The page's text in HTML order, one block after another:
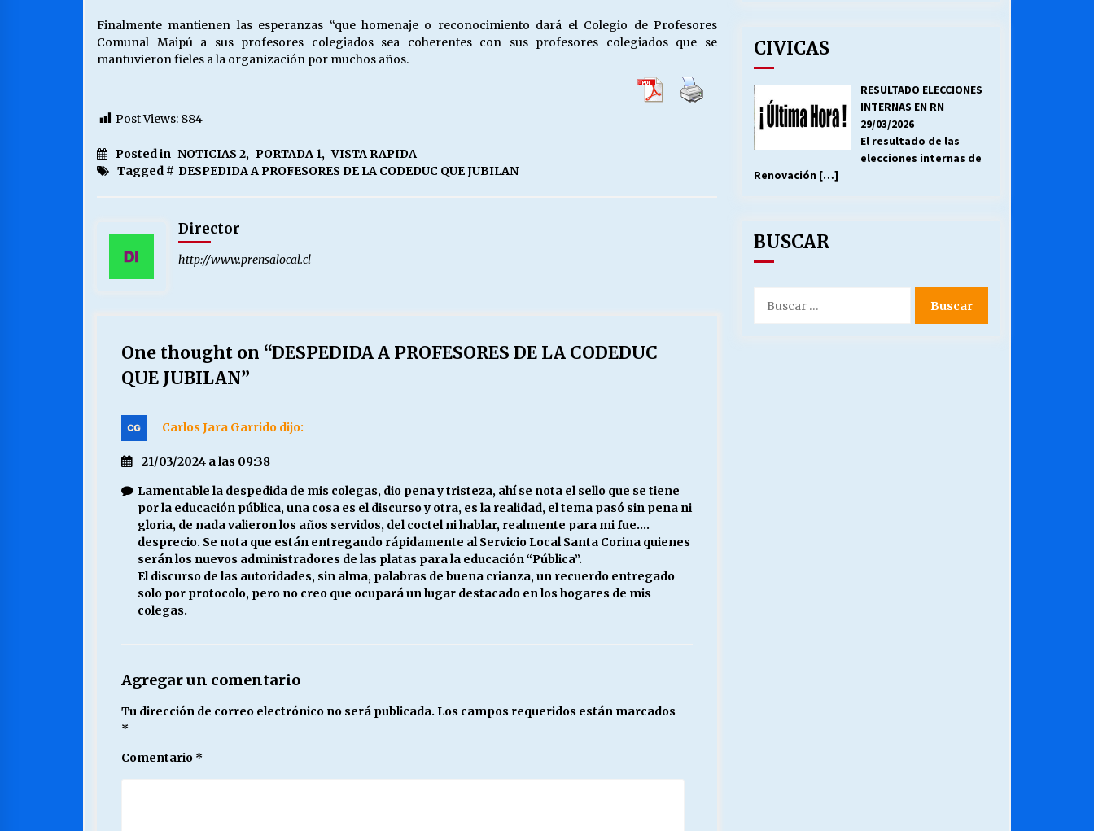
Finalmente mantienen las esperanzas “que homenaje o reconocimiento dará el Colegio de Profesores
Comunal Maipú a sus profesores colegiados sea coherentes con sus profesores colegiados que se
mantuvieron fieles a la organización por muchos años.
Post Views: 884
Posted in NOTICIAS 2, PORTADA 1, VISTA RAPIDA
Tagged # DESPEDIDA A PROFESORES DE LA CODEDUC QUE JUBILAN
Director
http://www.prensalocal.cl
One thought on “DESPEDIDA A PROFESORES DE LA CODEDUC
QUE JUBILAN”
Carlos Jara Garrido dijo:
21/03/2024 a las 09:38
Lamentable la despedida de mis colegas, dio pena y tristeza, ahí se nota el sello que se tiene
por la educación pública, una cosa es el discurso y otra, es la realidad, el tema pasó sin pena ni
gloria, de nada valieron los años servidos, del coctel ni hablar, realmente para mi fue….
desprecio. Se nota que están entregando rápidamente al Servicio Local Santa Corina quienes
serán los nuevos administradores de las platas para la educación “Pública”.
El discurso de las autoridades, sin alma, palabras de buena crianza, un recuerdo entregado
solo por protocolo, pero no creo que ocupará un lugar destacado en los hogares de mis
colegas.
Agregar un comentario
Tu dirección de correo electrónico no será publicada. Los campos requeridos están marcados
*
Comentario *
CIVICAS
RESULTADO ELECCIONES
INTERNAS EN RN
29/03/2026
El resultado de las
elecciones internas de
Renovación […]
BUSCAR
por: